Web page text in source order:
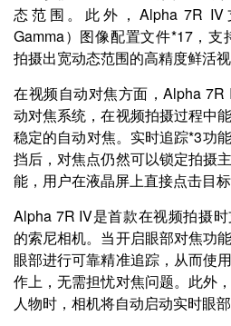
态范围。此外，Alpha 7R IV
Gamma）图像配置文件*17，
拍摄出宽动态范围的高精度鲜活
在视频自动对焦方面，Alpha 7R
动对焦系统，在视频拍摄过程中
稳定的自动对焦。实时追踪*3功
挡后，对焦点仍然可以锁定拍摄
能，用户在液晶屏上直接点击目
Alpha 7R IV是首款在视频拍摄
的索尼相机。当开启眼部对焦功
眼部进行可靠精准追踪，从而使
作上，无需担忧对焦问题。此外
人物时，相机将自动启动实时眼部